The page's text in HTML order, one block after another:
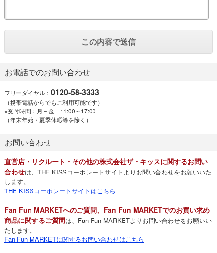
お電話でのお問い合わせ
フリーダイヤル： 0120-58-3333
（携帯電話からでもご利用可能です）
※受付時間：月～金 11:00～17:00
（年末年始・夏季休暇等を除く）
お問い合わせ
直営店・リクルート・その他の株式会社ザ・キッスに関するお問い
合わせは、THE KISSコーポレートサイトよりお問い合わせをお願いいた
します。
THE KISSコーポレートサイトはこちら
Fan Fun MARKETへのご質問、Fan Fun MARKETでのお買い求め
商品に関するご質問は、Fan Fun MARKETよりお問い合わせをお願いい
たします。
Fan Fun MARKETに関するお問い合わせはこちら